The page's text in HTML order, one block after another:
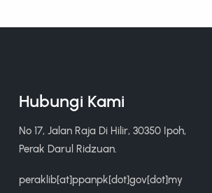
Hubungi Kami
No 17, Jalan Raja Di Hilir, 30350 Ipoh,
Perak Darul Ridzuan.
peraklib[at]ppanpk[dot]gov[dot]my